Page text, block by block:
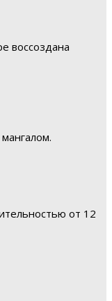
воссоздана
от 12